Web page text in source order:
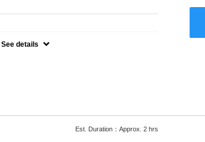
See details
Est. Duration：Approx. 2 hrs